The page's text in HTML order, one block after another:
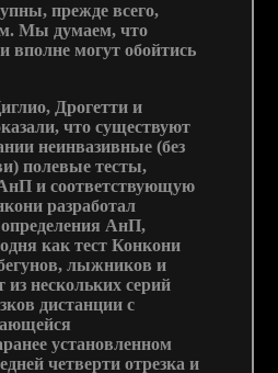
прежде всего,
Мы думаем, что
вполне могут обойтись
Дрогетти и
что существуют
неинвазивные (без
полевые тесты,
и соответствующую
разработал
АнП,
как тест Конкони
лыжников и
из нескольких серий
дистанции с
установленном
четверти отрезка и